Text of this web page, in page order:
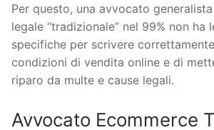
Per questo, una avvocato
legale “tradizionale” nel 99% non ha
specifiche per scrivere
condizioni di vendita online e di
riparo da multe e cause legali.
Avvocato Ecommerce